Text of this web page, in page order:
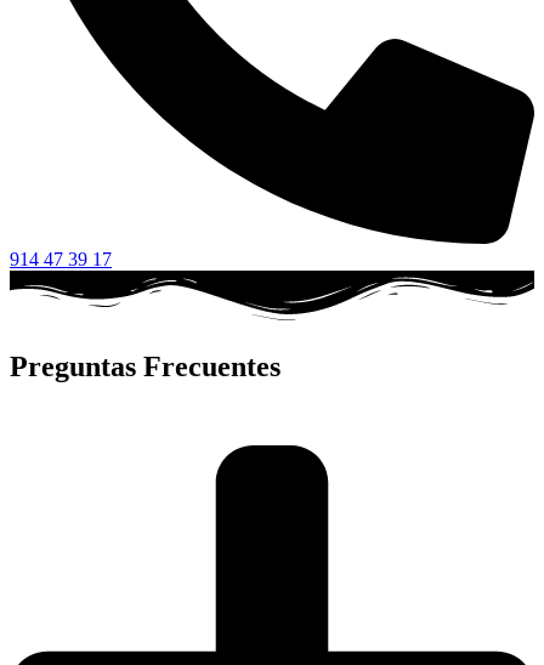
914 47 39 17
Preguntas Frecuentes